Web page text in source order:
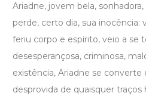
Ariadne, jovem bela,
perde, certo dia, sua inocência:
feriu corpo e espírito, veio a se
desesperançosa, criminosa,
existência, Ariadne se
desprovida de quaisquer traços